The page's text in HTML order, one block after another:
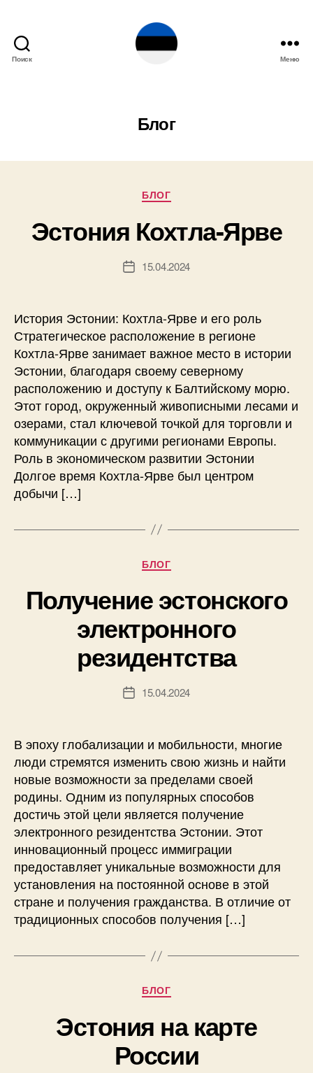
Поиск Меню
Блог
Рубрики
БЛОГ
Эстония Кохтла-Ярве
Дата15.04.2024
История Эстонии: Кохтла-Ярве и его роль
Стратегическое расположение в регионе
Кохтла-Ярве занимает важное место в истории
Эстонии, благодаря своему северному
расположению и доступу к Балтийскому морю.
Этот город, окруженный живописными лесами и
озерами, стал ключевой точкой для торговли и
коммуникации с другими регионами Европы.
Роль в экономическом развитии Эстонии
Долгое время Кохтла-Ярве был центром
добычи […]
Рубрики
БЛОГ
Получение эстонского
электронного
резидентства
Дата15.04.2024
В эпоху глобализации и мобильности, многие
люди стремятся изменить свою жизнь и найти
новые возможности за пределами своей
родины. Одним из популярных способов
достичь этой цели является получение
электронного резидентства Эстонии. Этот
инновационный процесс иммиграции
предоставляет уникальные возможности для
установления на постоянной основе в этой
стране и получения гражданства. В отличие от
традиционных способов получения […]
Рубрики
БЛОГ
Эстония на карте
России